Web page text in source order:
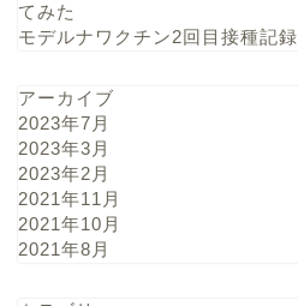
てみた
モデルナワクチン2回目接種記録
アーカイブ
2023年7月
2023年3月
2023年2月
2021年11月
2021年10月
2021年8月